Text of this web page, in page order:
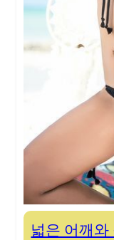
넓은 어깨